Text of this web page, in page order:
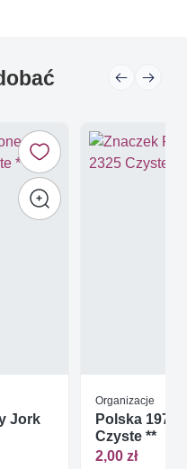
Jork
Organizacje
Polska 1976
Czyste **
2,00 zł